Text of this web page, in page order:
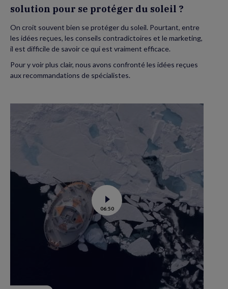
solution pour se protéger du soleil ?
On croit souvent bien se protéger du soleil. Pourtant, entre
les idées reçues, les conseils contradictoires et le marketing,
il est difficile de savoir ce qui est vraiment efficace.
Pour y voir plus clair, nous avons confronté les idées reçues
aux recommandations de spécialistes.
Voir
la
vidéo
de
Tara
Polar
station
:
06:50